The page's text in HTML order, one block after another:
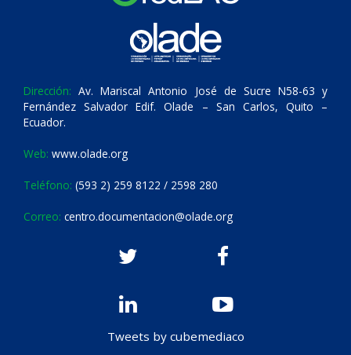
Dirección: Av. Mariscal Antonio José de Sucre N58-63 y
Fernández Salvador Edif. Olade – San Carlos, Quito –
Ecuador.
Web: www.olade.org
Teléfono: (593 2) 259 8122 / 2598 280
Correo: centro.documentacion@olade.org
Tweets by cubemediaco